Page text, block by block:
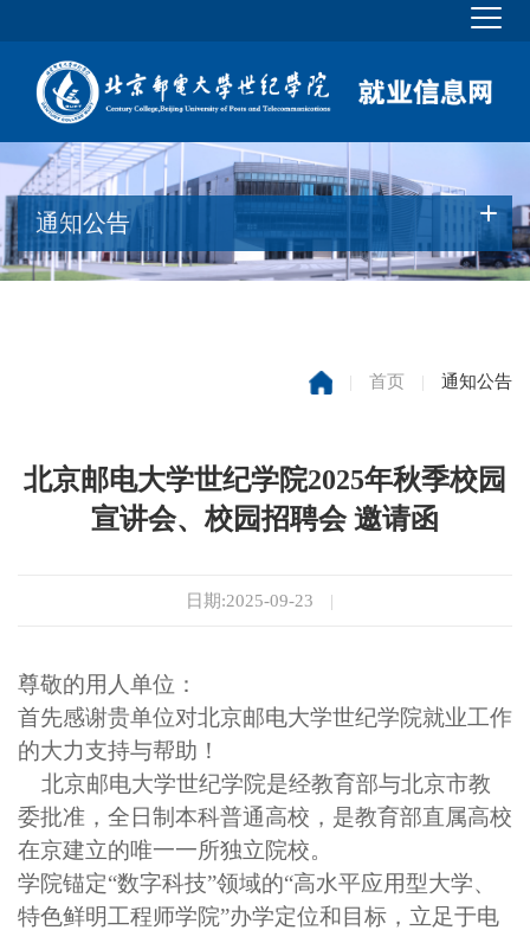
通知公告
| 首页 | 通知公告
北京邮电大学世纪学院2025年秋季校园
宣讲会、校园招聘会 邀请函
日期:2025-09-23 |
尊敬的用人单位：
首先感谢贵单位对北京邮电大学世纪学院就业工作
的大力支持与帮助！
北京邮电大学世纪学院是经教育部与北京市教
委批准，全日制本科普通高校，是教育部直属高校
在京建立的唯一一所独立院校。
学院锚定“数字科技”领域的“高水平应用型大学、
特色鲜明工程师学院”办学定位和目标，立足于电